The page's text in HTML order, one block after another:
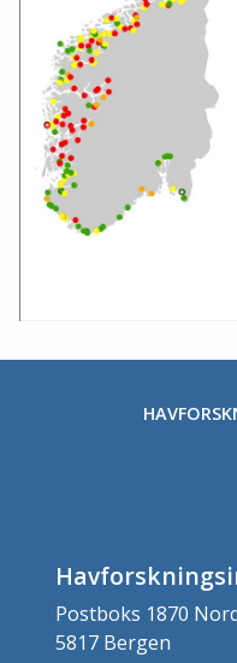
Postboks 1870
5817 Bergen